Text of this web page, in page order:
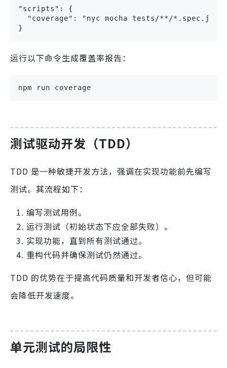
"scripts": {
  "coverage": "nyc mocha tests/**/*.spec.js"
}
运行以下命令生成覆盖率报告：
npm run coverage
测试驱动开发（TDD）
TDD 是一种敏捷开发方法，强调在实现功能前先编写
测试。其流程如下：
编写测试用例。
运行测试（初始状态下应全部失败）。
实现功能，直到所有测试通过。
重构代码并确保测试仍然通过。
TDD 的优势在于提高代码质量和开发者信心，但可能
会降低开发速度。
单元测试的局限性